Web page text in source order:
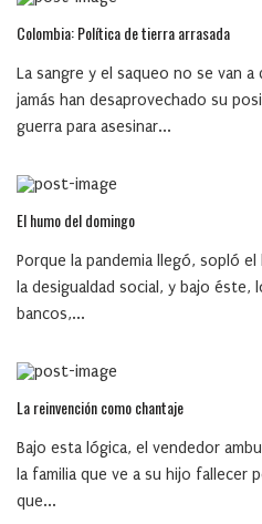
Colombia: Política de tierra arrasada
La sangre y el saqueo no se van
jamás han desaprovechado su
guerra para asesinar...
El humo del domingo
Porque la pandemia llegó, sopló
la desigualdad social, y bajo éste,
bancos,...
La reinvención como chantaje
Bajo esta lógica, el vendedor
la familia que ve a su hijo fallecer
que...